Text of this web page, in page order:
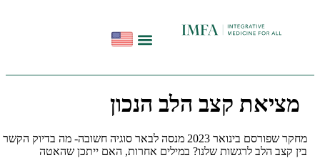
קצב הלב הנכון
מחקר שפורסם בינואר 2023 מנסה לבאר סוגיה חשובה- מה בדיוק הקשר
קצב הלב לרגשות שלנו? במילים אחרות, האם ייתכן שהאטה